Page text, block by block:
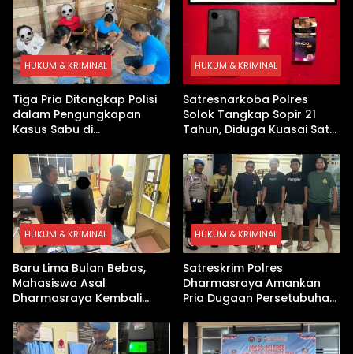
HUKUM & KRIMINAL
Tiga Pria Ditangkap Polisi
dalam Pengungkapan
Kasus Sabu di
Digital hingga Bong Disita
HUKUM & KRIMINAL
Satresnarkoba Polres
Solok Tangkap Sopir 21
Tahun, Diduga Kuasai Satu
HUKUM & KRIMINAL
Baru Lima Bulan Bebas,
Mahasiswa Asal
Dharmasraya Kembali
HUKUM & KRIMINAL
Satreskrim Polres
Dharmasraya Amankan
Pria Dugaan Persetubuhan